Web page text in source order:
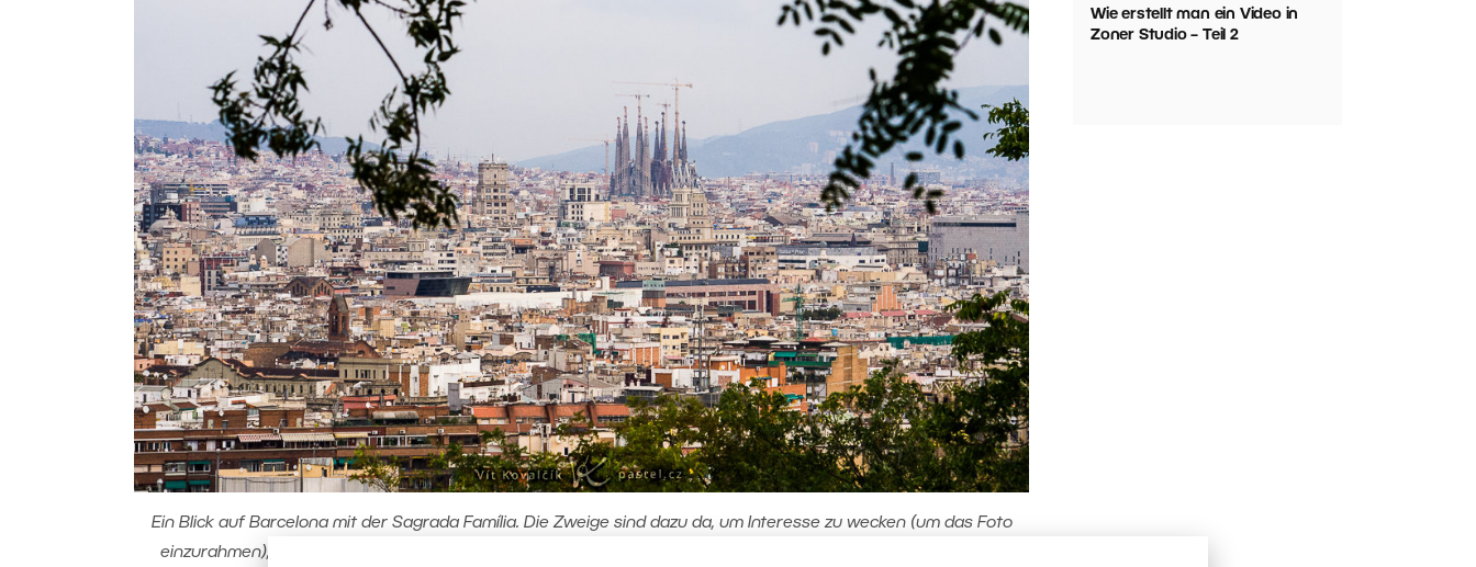
Ein Blick auf Barcelona mit der Sagrada Família. Die Zweige sind dazu da, um Interesse zu wecken (um das Foto
einzurahmen), aber nach einer Weile wirken sie ein wenig zu auffällig. Manchmal ist es schwer, das vor Ort zu
Wie erstellt man ein Video in
Zoner Studio – Teil 2